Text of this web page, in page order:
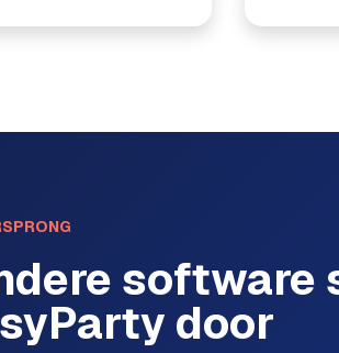
software
door